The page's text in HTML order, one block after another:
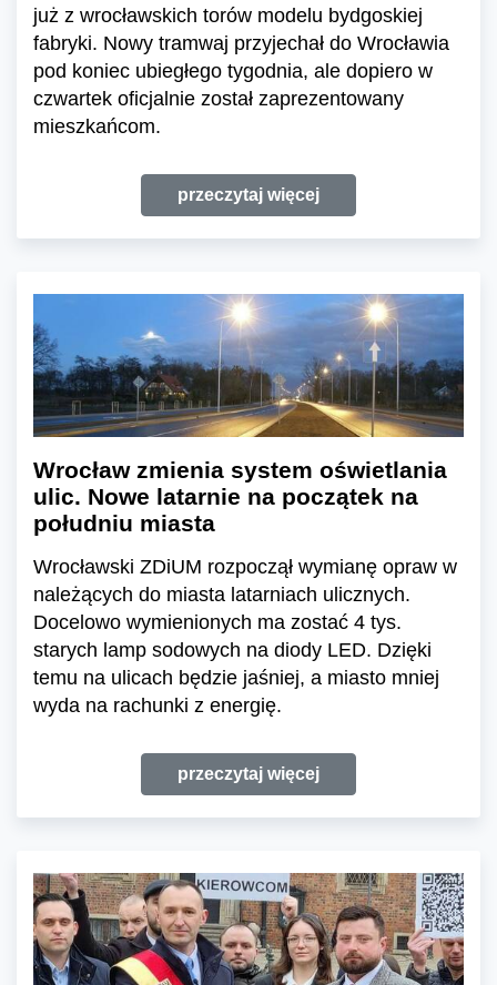
już z wrocławskich torów modelu bydgoskiej
fabryki. Nowy tramwaj przyjechał do Wrocławia
pod koniec ubiegłego tygodnia, ale dopiero w
czwartek oficjalnie został zaprezentowany
mieszkańcom.
przeczytaj więcej
Wrocław zmienia system oświetlania
ulic. Nowe latarnie na początek na
południu miasta
Wrocławski ZDiUM rozpoczął wymianę opraw w
należących do miasta latarniach ulicznych.
Docelowo wymienionych ma zostać 4 tys.
starych lamp sodowych na diody LED. Dzięki
temu na ulicach będzie jaśniej, a miasto mniej
wyda na rachunki z energię.
przeczytaj więcej